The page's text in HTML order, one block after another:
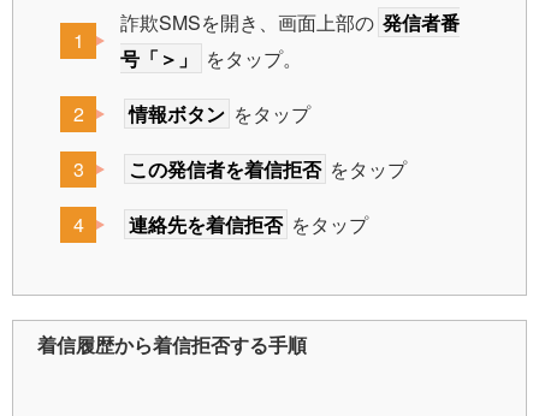
詐欺SMSを開き、画面上部の 発信者番
号「＞」
をタップ。
情報ボタン をタップ
この発信者を着信拒否 をタップ
連絡先を着信拒否 をタップ
着信履歴から着信拒否する手順